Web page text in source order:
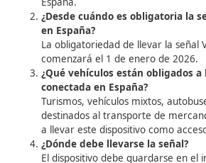
internacionalmente por países
Ginebra o de Viena cumplirán
utilizando la señal V-16 luminosa
llevar triángulos de preseñalización.
FAQ’s sobre la
la señal V-16 en
internacional